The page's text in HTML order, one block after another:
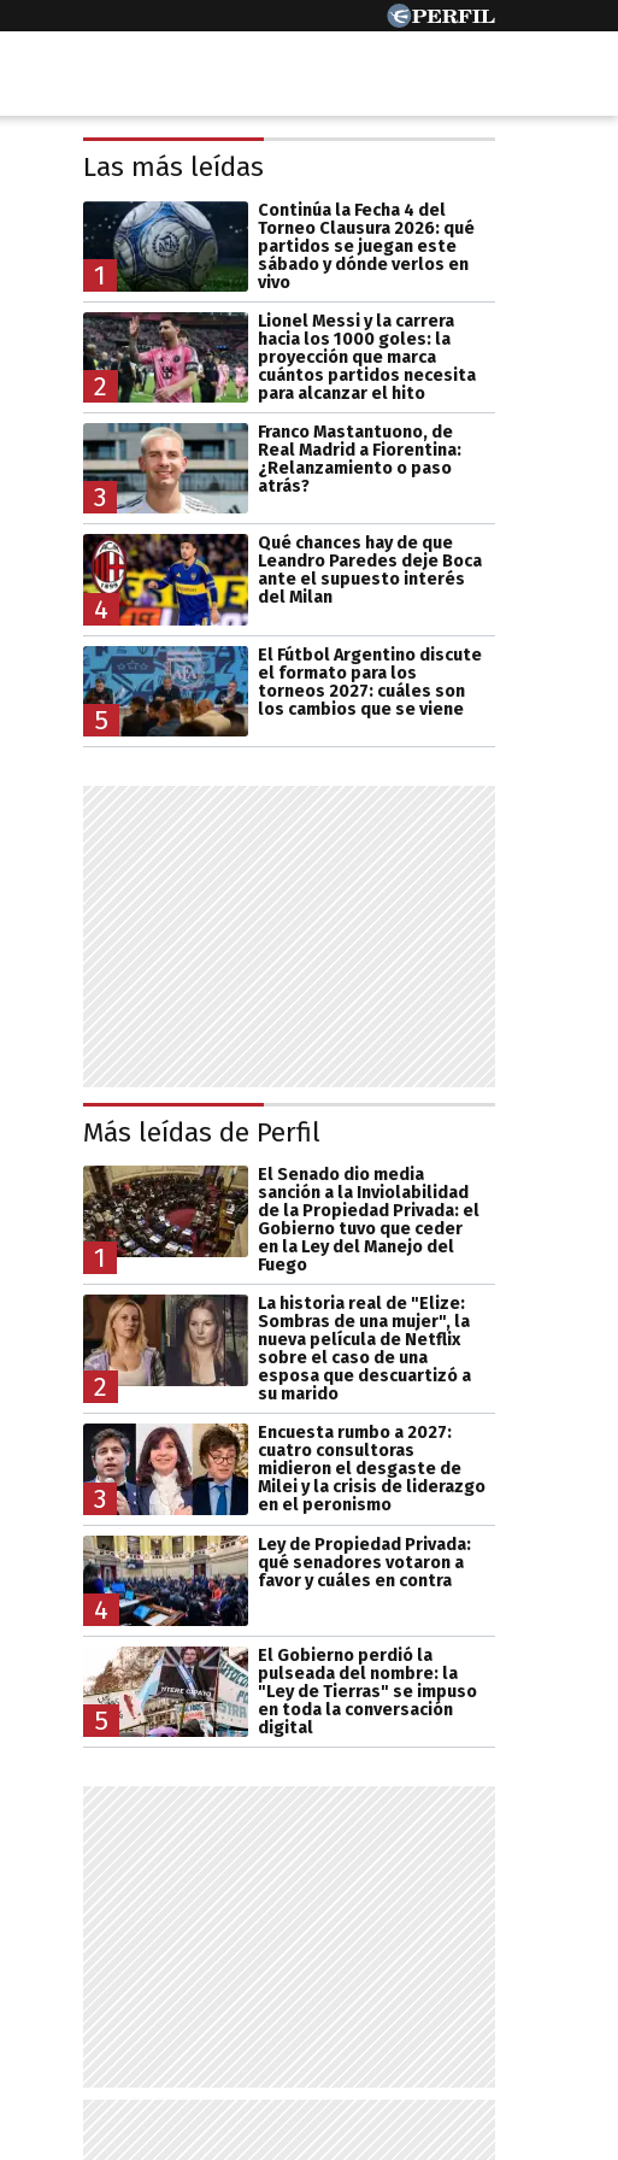
Las más leídas
1
Continúa la Fecha 4 del
Torneo Clausura 2026: qué
partidos se juegan este
sábado y dónde verlos en
vivo
2
Lionel Messi y la carrera
hacia los 1000 goles: la
proyección que marca
cuántos partidos necesita
para alcanzar el hito
3
Franco Mastantuono, de
Real Madrid a Fiorentina:
¿Relanzamiento o paso
atrás?
4
Qué chances hay de que
Leandro Paredes deje Boca
ante el supuesto interés
del Milan
5
El Fútbol Argentino discute
el formato para los
torneos 2027: cuáles son
los cambios que se viene
Más leídas de Perfil
1
El Senado dio media
sanción a la Inviolabilidad
de la Propiedad Privada: el
Gobierno tuvo que ceder
en la Ley del Manejo del
Fuego
2
La historia real de "Elize:
Sombras de una mujer", la
nueva película de Netflix
sobre el caso de una
esposa que descuartizó a
su marido
3
Encuesta rumbo a 2027:
cuatro consultoras
midieron el desgaste de
Milei y la crisis de liderazgo
en el peronismo
4
Ley de Propiedad Privada:
qué senadores votaron a
favor y cuáles en contra
5
El Gobierno perdió la
pulseada del nombre: la
"Ley de Tierras" se impuso
en toda la conversación
digital